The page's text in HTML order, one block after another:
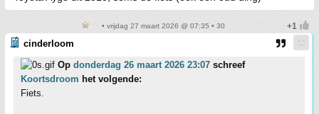
• vrijdag 27 maart 2026 @ 07:35 • 30
cinderloom
Op donderdag 26 maart 2026 23:07 schreef
Koortsdroom het volgende:
Fiets.